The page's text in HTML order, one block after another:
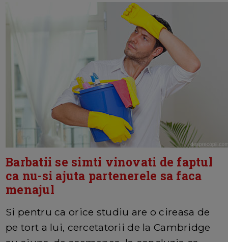
Barbatii se simti vinovati de faptul
ca nu-si ajuta partenerele sa faca
menajul
Si pentru ca orice studiu are o cireasa de
pe tort a lui, cercetatorii de la Cambridge